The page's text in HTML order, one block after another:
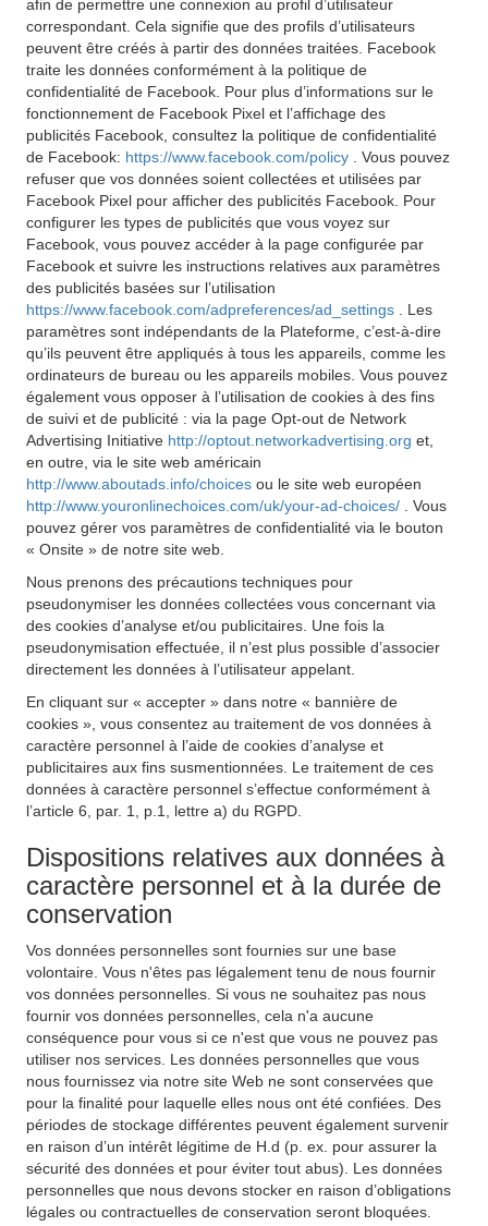
afin de permettre une connexion au profil d’utilisateur
correspondant. Cela signifie que des profils d’utilisateurs
peuvent être créés à partir des données traitées. Facebook
traite les données conformément à la politique de
confidentialité de Facebook. Pour plus d’informations sur le
fonctionnement de Facebook Pixel et l’affichage des
publicités Facebook, consultez la politique de confidentialité
de Facebook: https://www.facebook.com/policy
. Vous pouvez
refuser que vos données soient collectées et utilisées par
Facebook Pixel pour afficher des publicités Facebook. Pour
configurer les types de publicités que vous voyez sur
Facebook, vous pouvez accéder à la page configurée par
Facebook et suivre les instructions relatives aux paramètres
des publicités basées sur l’utilisation
https://www.facebook.com/adpreferences/ad_settings
. Les
paramètres sont indépendants de la Plateforme, c’est-à-dire
qu’ils peuvent être appliqués à tous les appareils, comme les
ordinateurs de bureau ou les appareils mobiles. Vous pouvez
également vous opposer à l’utilisation de cookies à des fins
de suivi et de publicité : via la page Opt-out de Network
Advertising Initiative http://optout.networkadvertising.org et,
en outre, via le site web américain
http://www.aboutads.info/choices ou le site web européen
http://www.youronlinechoices.com/uk/your-ad-choices/
. Vous
pouvez gérer vos paramètres de confidentialité via le bouton
« Onsite » de notre site web.
Nous prenons des précautions techniques pour
pseudonymiser les données collectées vous concernant via
des cookies d’analyse et/ou publicitaires. Une fois la
pseudonymisation effectuée, il n’est plus possible d’associer
directement les données à l’utilisateur appelant.
En cliquant sur « accepter » dans notre « bannière de
cookies », vous consentez au traitement de vos données à
caractère personnel à l’aide de cookies d’analyse et
publicitaires aux fins susmentionnées. Le traitement de ces
données à caractère personnel s’effectue conformément à
l’article 6, par. 1, p.1, lettre a) du RGPD.
Dispositions relatives aux données à
caractère personnel et à la durée de
conservation
Vos données personnelles sont fournies sur une base
volontaire. Vous n'êtes pas légalement tenu de nous fournir
vos données personnelles. Si vous ne souhaitez pas nous
fournir vos données personnelles, cela n'a aucune
conséquence pour vous si ce n'est que vous ne pouvez pas
utiliser nos services. Les données personnelles que vous
nous fournissez via notre site Web ne sont conservées que
pour la finalité pour laquelle elles nous ont été confiées. Des
périodes de stockage différentes peuvent également survenir
en raison d’un intérêt légitime de H.d (p. ex. pour assurer la
sécurité des données et pour éviter tout abus). Les données
personnelles que nous devons stocker en raison d’obligations
légales ou contractuelles de conservation seront bloquées.